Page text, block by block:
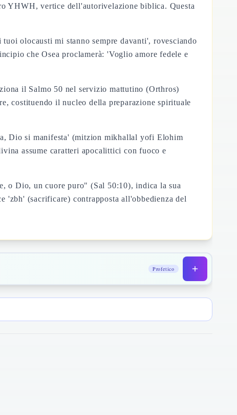
YHWH, vertice dell'autorivelazione biblica. Questa
olocausti mi stanno sempre davanti', rovesciando
che Osea proclamerà: 'Voglio amore fedele e
il Salmo 50 nel servizio mattutino (Orthros)
costituendo il nucleo della preparazione spirituale
Dio si manifesta' (mitzion mikhallal yofi Elohim
assume caratteri apocalittici con fuoco e
o Dio, un cuore puro" (Sal 50:10), indica la sua
'zbh' (sacrificare) contrapposta all'obbedienza del
Profetico